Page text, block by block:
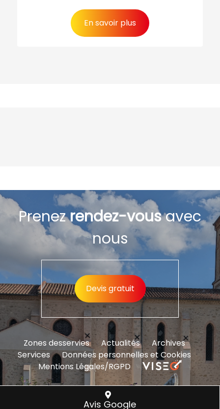
Nous trouver
Avis Google
En savoir plus
Prenezrendez-vousavec
nous
Devis gratuit
Zones desservies Actualités
Archives
Services
Données personnelles et Cookies
Mentions Légales/RGPD